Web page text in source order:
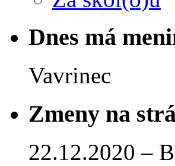
Dnes má
Vavrinec
Zmeny na
22.12.2020 –